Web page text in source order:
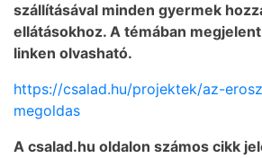
szállításával minden gyermek
ellátásokhoz. A témában
linken olvasható.
https://csalad.hu/projektek/az-
megoldas
A csalad.hu oldalon számos cikk